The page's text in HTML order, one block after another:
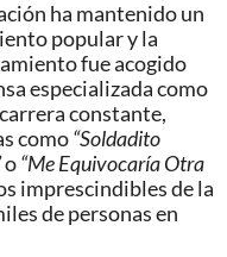
ha mantenido un
popular y la
fue acogido
especializada como
constante,
como“Soldadito
o“Me Equivocaría Otra
imprescindibles de la
de personas en